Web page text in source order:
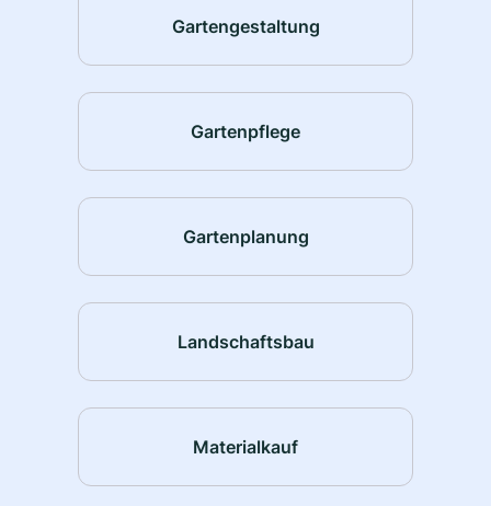
Gartengestaltung
Gartenpflege
Gartenplanung
Landschaftsbau
Materialkauf